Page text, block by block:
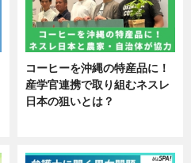
コーヒーを沖縄の特産品に！
産学官連携で取り組むネスレ
日本の狙いとは？